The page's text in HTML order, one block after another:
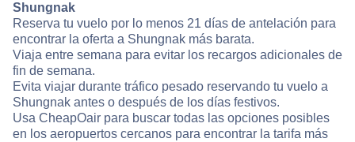
Shungnak
Reserva tu vuelo por lo menos 21 días de antelación para
encontrar la oferta a Shungnak más barata.
Viaja entre semana para evitar los recargos adicionales de
fin de semana.
Evita viajar durante tráfico pesado reservando tu vuelo a
Shungnak antes o después de los días festivos.
Usa CheapOair para buscar todas las opciones posibles
en los aeropuertos cercanos para encontrar la tarifa más